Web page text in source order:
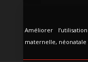
Améliorer
maternelle, néonatale